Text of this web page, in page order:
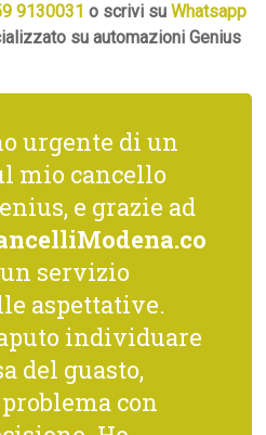
9130031 o scrivi suWhatsapp
su automazioni Genius
urgente di un
mio cancello
e grazie ad
servizio
aspettative.
individuare
del guasto,
con